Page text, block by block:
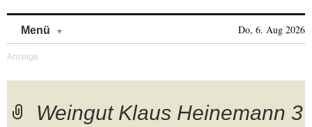
Menü Do, 6. Aug 2026
Weingut Klaus Heinemann 3